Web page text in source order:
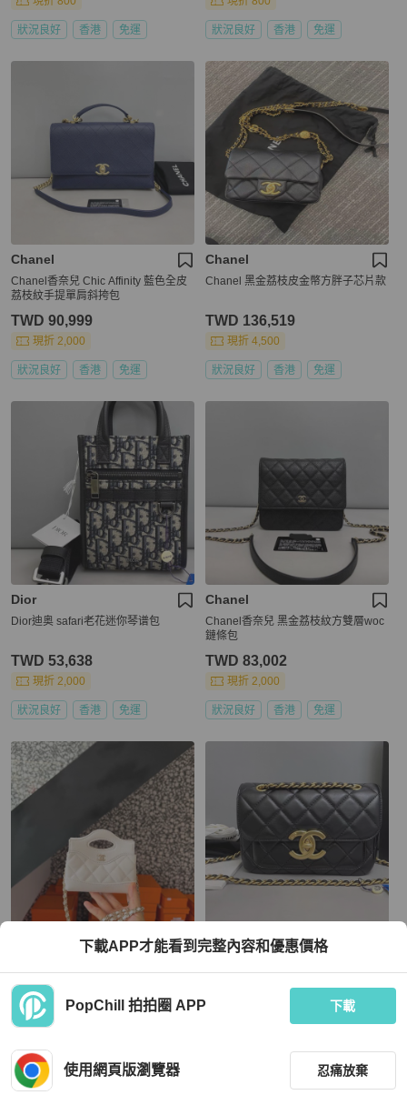
狀況良好 香港 免運 狀況良好 香港 免運
Chanel
Chanel香奈兒 Chic Affinity 藍色全皮
荔枝紋手提單肩斜挎包
TWD 90,999
現折 2,000
狀況良好 香港 免運
Chanel
Chanel 黑金荔枝皮金幣方胖子芯片款
TWD 136,519
現折 4,500
狀況良好 香港 免運
Dior
Dior迪奥 safari老花迷你琴谱包
TWD 53,638
現折 2,000
狀況良好 香港 免運
Chanel
Chanel香奈兒 黑金荔枝紋方雙層woc
鏈條包
TWD 83,002
現折 2,000
狀況良好 香港 免運
TWD 80,336
現折 2,000
狀況良好
Chanel
條包 芯片
TWD 137,448
香港 免運
下載APP才能看到完整內容和優惠價格
PopChill 拍拍圈 APP 下載
使用網頁版瀏覽器 忍痛放棄